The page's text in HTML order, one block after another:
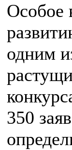
Особое
одним
350